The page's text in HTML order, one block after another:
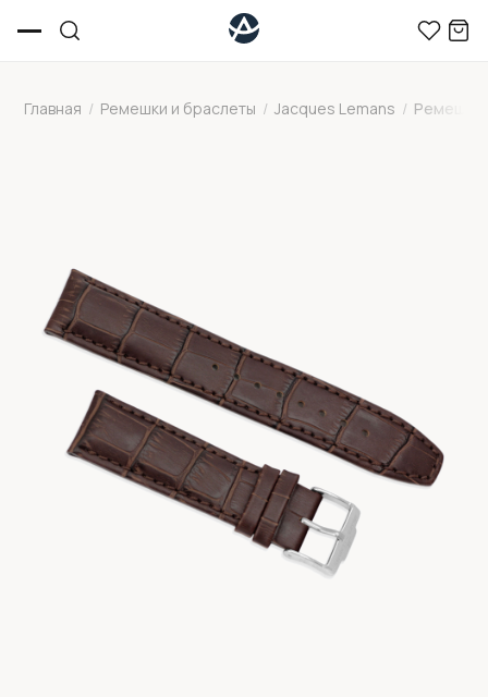
Главная / Ремешки и браслеты / Jacques Lemans / Ремешок